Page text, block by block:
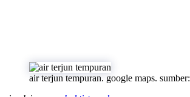
air terjun tempuran. google maps. sumber: